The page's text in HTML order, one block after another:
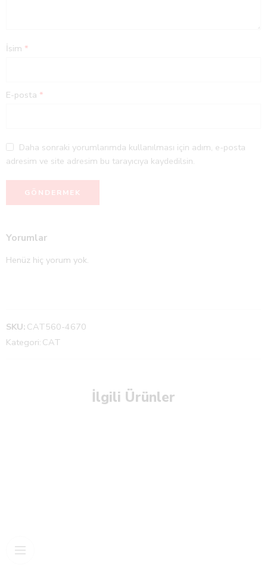
İsim *
E-posta *
Daha sonraki yorumlarımda kullanılması için adım, e-posta
adresim ve site adresim bu tarayıcıya kaydedilsin.
Yorumlar
Henüz hiç yorum yok.
SKU: CAT560-4670
Kategori: CAT
İlgili Ürünler